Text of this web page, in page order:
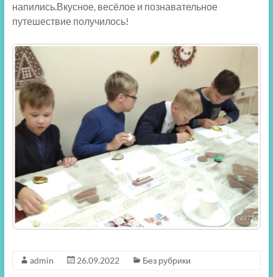
напились.Вкусное, весёлое и познавательное
путешествие получилось!
admin 26.09.2022 Без рубрики